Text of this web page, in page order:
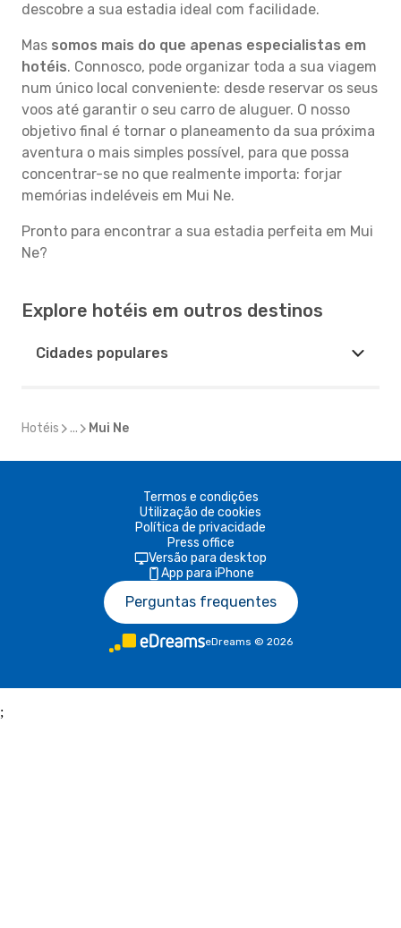
descobre a sua estadia ideal com facilidade.
Mas somos mais do que apenas especialistas em
hotéis. Connosco, pode organizar toda a sua viagem
num único local conveniente: desde reservar os seus
voos até garantir o seu carro de aluguer. O nosso
objetivo final é tornar o planeamento da sua próxima
aventura o mais simples possível, para que possa
concentrar-se no que realmente importa: forjar
memórias indeléveis em Mui Ne.
Pronto para encontrar a sua estadia perfeita em Mui
Ne?
Explore hotéis em outros destinos
Cidades populares
Hotéis ... Mui Ne
Termos e condições
Utilização de cookies
Política de privacidade
Press office
Versão para desktop
App para iPhone
Perguntas frequentes
eDreams © 2026
;